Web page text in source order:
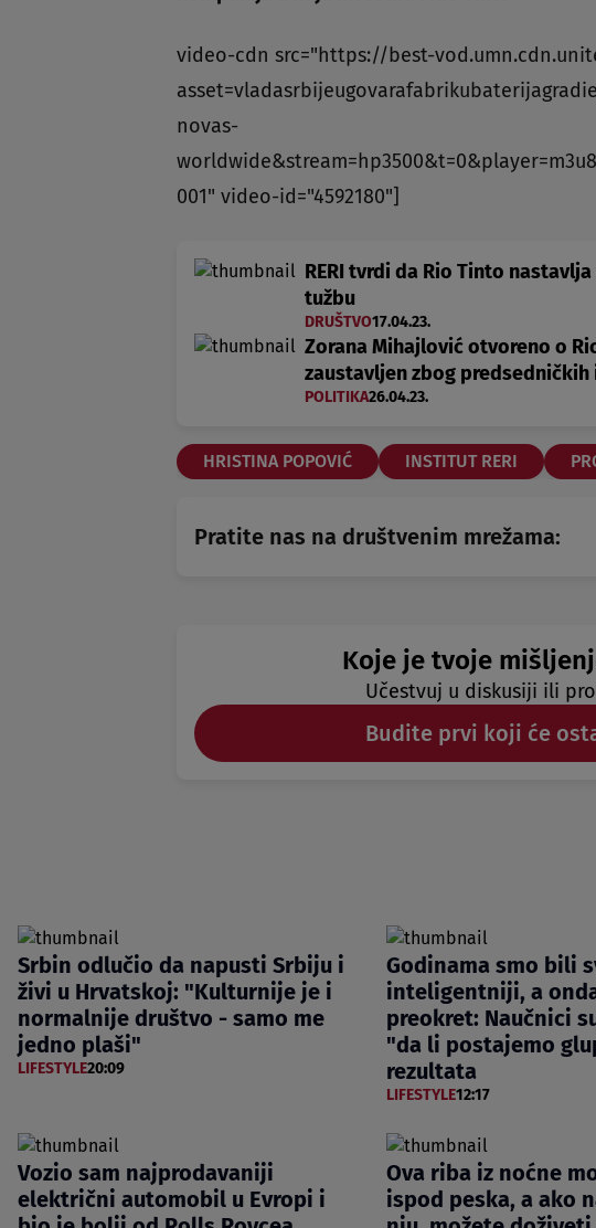
video-cdn src="https://best-
novas-
001" video-id="4592180"]
RERI tvrdi da Rio Tinto
tužbu
DRUŠTVO17.04.23.
Zorana Mihajlović otvoreno o
zaustavljen zbog predsedničkih
POLITIKA26.04.23.
HRISTINA POPOVIĆ INSTITUT RERI
Pratite nas na društvenim mrežama:
Koje je tvoje
Učestvuj u diskusiji ili
Budite prvi koji će
Srbin odlučio da napusti Srbiju i
živi u Hrvatskoj: "Kulturnije je i
normalnije društvo - samo me
jedno plaši"
LIFESTYLE20:09
Godinama smo bili
inteligentniji, a
preokret: Naučnici
"da li postajemo
rezultata
LIFESTYLE12:17
Vozio sam najprodavaniji
električni automobil u Evropi i
Ova riba iz noćne
ispod peska, a ako